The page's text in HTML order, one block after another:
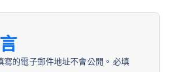
寫的電子郵件地址不會公開。 必填